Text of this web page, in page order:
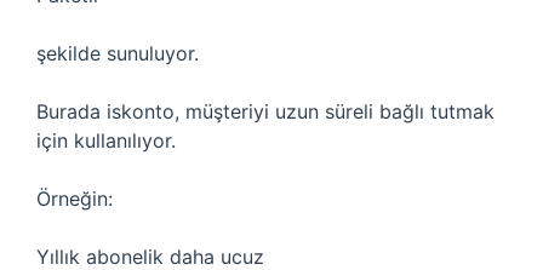
şekilde sunuluyor.
Burada iskonto, müşteriyi uzun süreli bağlı tutmak
için kullanılıyor.
Örneğin:
Yıllık abonelik daha ucuz